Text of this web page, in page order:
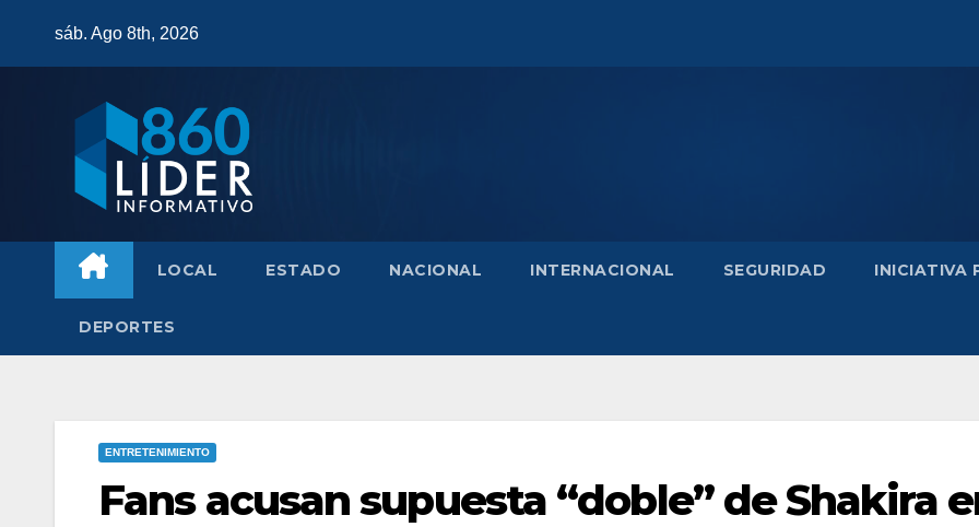
sáb. Ago 8th, 2026
LOCAL ESTADO NACIONAL INTERNACIONAL SEGURIDAD INICIATIVA
DEPORTES
ENTRETENIMIENTO
Fans acusan supuesta “doble” de Shakira